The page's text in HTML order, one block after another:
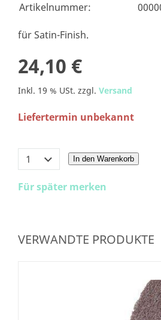
Artikelnummer:
für Satin-Finish.
24,10 €
Inkl. 19 % USt. zzgl. Versand
Liefertermin unbekannt
In den Warenkorb
Für später merken
VERWANDTE PRODUKTE